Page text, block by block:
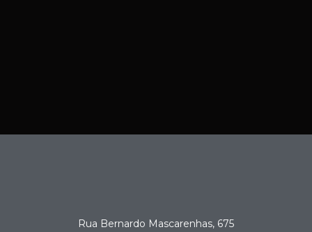
Rua Bernardo Mascarenhas, 675